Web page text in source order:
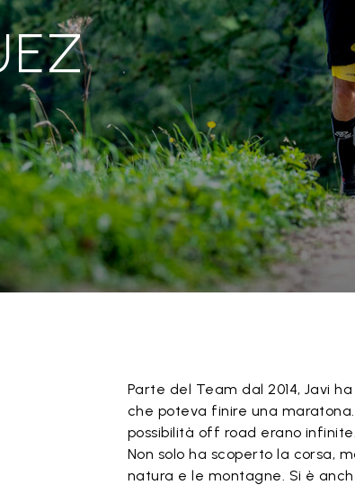
Parte del Team dal 2014, Javi
che poteva finire una
possibilità off road erano infinite.
Non solo ha scoperto la corsa,
natura e le montagne. Si è